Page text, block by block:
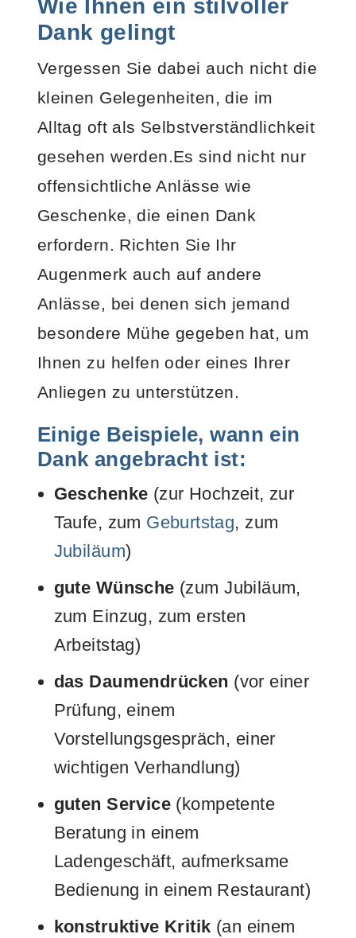
Wie Ihnen ein stilvoller
Dank gelingt
Vergessen Sie dabei auch nicht die
kleinen Gelegenheiten, die im
Alltag oft als Selbstverständlichkeit
gesehen werden.Es sind nicht nur
offensichtliche Anlässe wie
Geschenke, die einen Dank
erfordern. Richten Sie Ihr
Augenmerk auch auf andere
Anlässe, bei denen sich jemand
besondere Mühe gegeben hat, um
Ihnen zu helfen oder eines Ihrer
Anliegen zu unterstützen.
Einige Beispiele, wann ein
Dank angebracht ist:
Geschenke (zur Hochzeit, zur
Taufe, zum Geburtstag, zum
Jubiläum)
gute Wünsche (zum Jubiläum,
zum Einzug, zum ersten
Arbeitstag)
das Daumendrücken (vor einer
Prüfung, einem
Vorstellungsgespräch, einer
wichtigen Verhandlung)
guten Service (kompetente
Beratung in einem
Ladengeschäft, aufmerksame
Bedienung in einem Restaurant)
konstruktive Kritik (an einem